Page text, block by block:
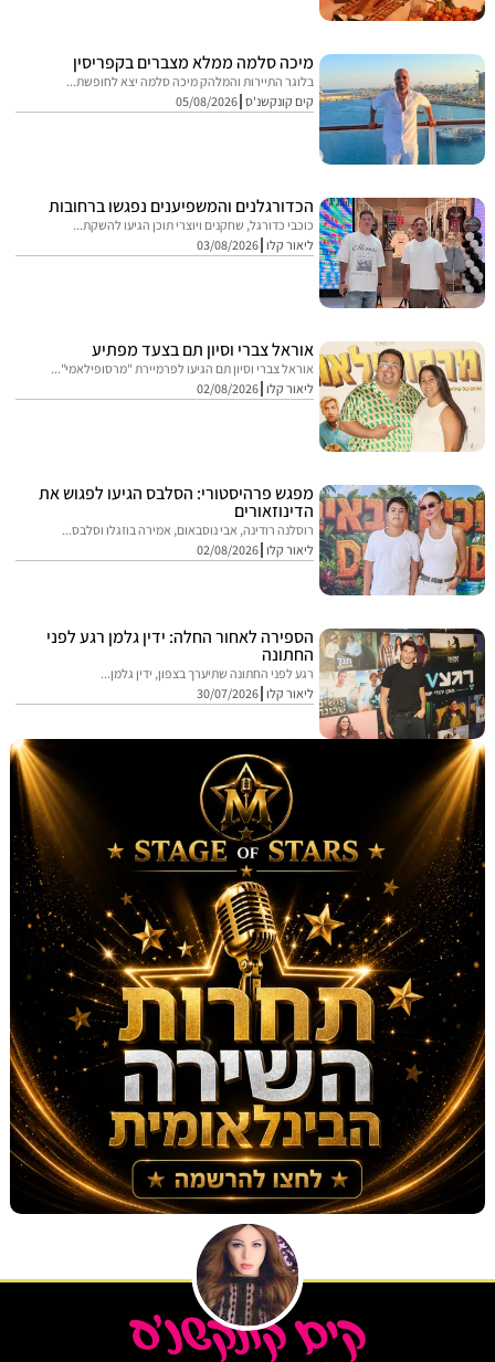
מיכה סלמה ממלא מצברים בקפריסין
בלוגר התיירות והמלהק מיכה סלמה יצא לחופשת...
קים קונקשנ'ס 05/08/2026
הכדורגלנים והמשפיענים נפגשו ברחובות
כוכבי כדורגל, שחקנים ויוצרי תוכן הגיעו להשקת...
ליאור קלו 03/08/2026
אוראל צברי וסיון תם בצעד מפתיע
אוראל צברי וסיון תם הגיעו לפרמיירת "מרסופילאמי"...
ליאור קלו 02/08/2026
מפגש פרהיסטורי: הסלבס הגיעו לפגוש את
הדינוזאורים
רוסלנה רודינה, אבי נוסבאום, אמירה בוזגלו וסלבס...
ליאור קלו 02/08/2026
הספירה לאחור החלה: ידין גלמן רגע לפני
החתונה
רגע לפני החתונה שתיערך בצפון, ידין גלמן...
ליאור קלו 30/07/2026